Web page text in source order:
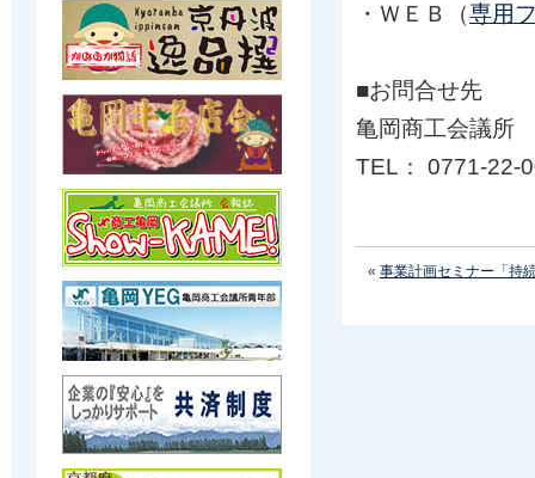
・ＷＥＢ（専用
■お問合せ先
亀岡商工会議所
TEL： 0771-22-
« 事業計画セミナー「持